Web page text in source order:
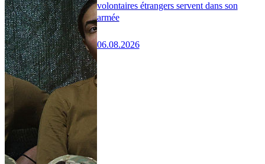
volontaires étrangers servent dans son
armée
06.08.2026